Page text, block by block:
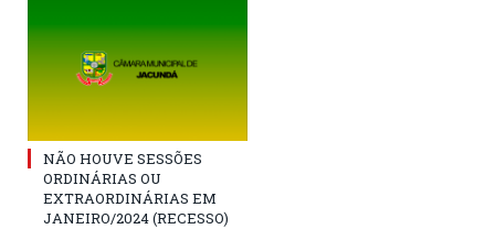
NÃO HOUVE SESSÕES
ORDINÁRIAS OU
EXTRAORDINÁRIAS EM
JANEIRO/2024 (RECESSO)